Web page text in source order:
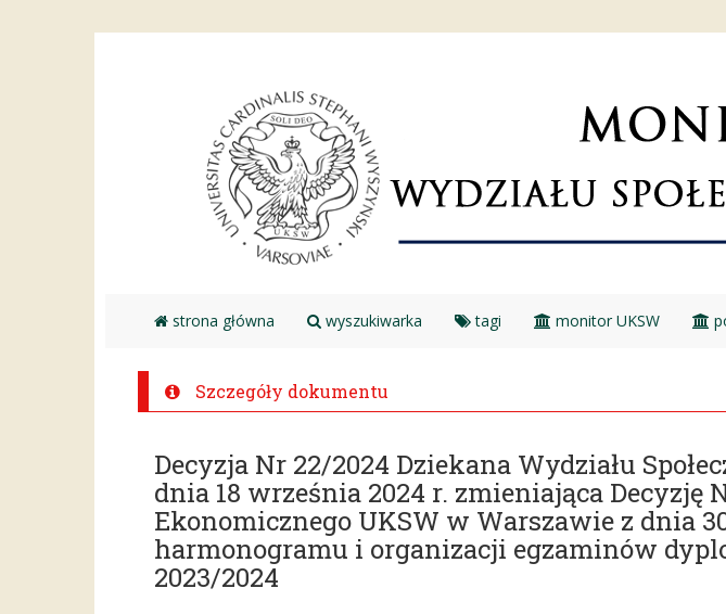
strona główna wyszukiwarka tagi monitor UKSW
Szczegóły dokumentu
Decyzja Nr 22/2024 Dziekana Wydziału
dnia 18 września 2024 r. zmieniająca Decyzję
Ekonomicznego UKSW w Warszawie z dnia
harmonogramu i organizacji egzaminów
2023/2024